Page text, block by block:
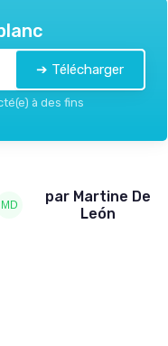
➔ Télécharger
à des fins
par Martine De
León